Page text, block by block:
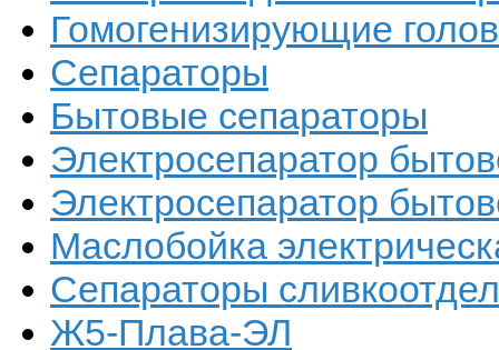
Гомогенизирующие
Сепараторы
Бытовые сепараторы
Электросепаратор
Электросепаратор
Маслобойка
Сепараторы
Ж5-Плава-ЭЛ